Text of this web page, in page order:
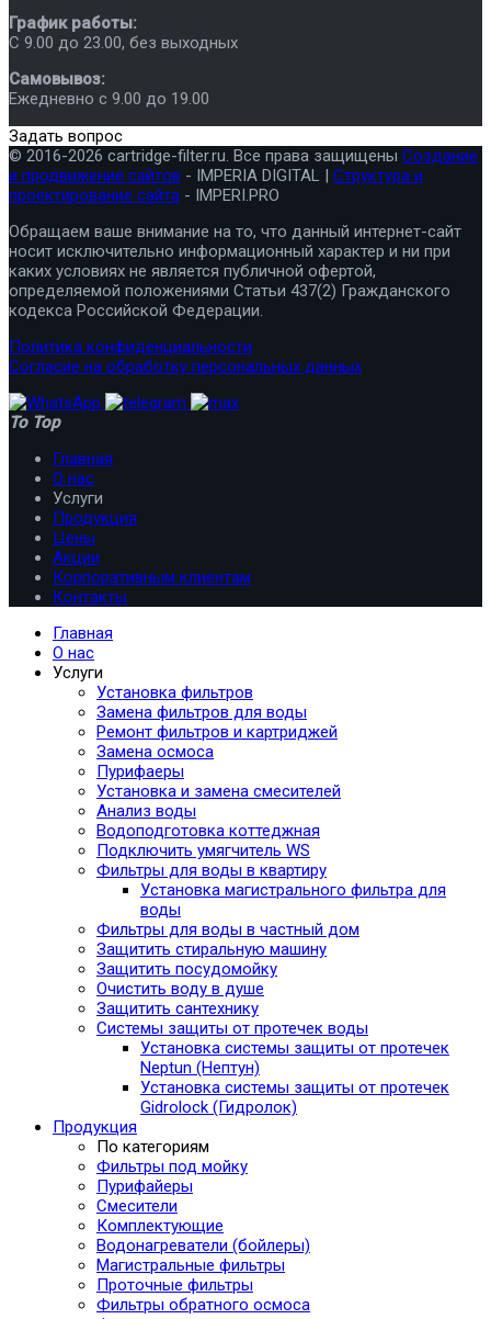
График работы:
C 9.00 до 23.00, без выходных
Самовывоз:
Ежедневно с 9.00 до 19.00
Задать вопрос
© 2016-2026 cartridge-filter.ru. Все права защищены Создание
и продвижение сайтов - IMPERIA DIGITAL | Структура и
проектирование сайта - IMPERI.PRO
Обращаем ваше внимание на то, что данный интернет-сайт
носит исключительно информационный характер и ни при
каких условиях не является публичной офертой,
определяемой положениями Статьи 437(2) Гражданского
кодекса Российской Федерации.
Политика конфиденциальности
Согласие на обработку персональных данных
To Top
Главная
О нас
Услуги
Продукция
Цены
Акции
Корпоративным клиентам
Контакты
Главная
О нас
Услуги
Установка фильтров
Замена фильтров для воды
Ремонт фильтров и картриджей
Замена осмоса
Пурифаеры
Установка и замена смесителей
Анализ воды
Водоподготовка коттеджная
Подключить умягчитель WS
Фильтры для воды в квартиру
Установка магистрального фильтра для
воды
Фильтры для воды в частный дом
Защитить стиральную машину
Защитить посудомойку
Очистить воду в душе
Защитить сантехнику
Системы защиты от протечек воды
Установка системы защиты от протечек
Neptun (Нептун)
Установка системы защиты от протечек
Gidrolock (Гидролок)
Продукция
По категориям
Фильтры под мойку
Пурифайеры
Смесители
Комплектующие
Водонагреватели (бойлеры)
Магистральные фильтры
Проточные фильтры
Фильтры обратного осмоса